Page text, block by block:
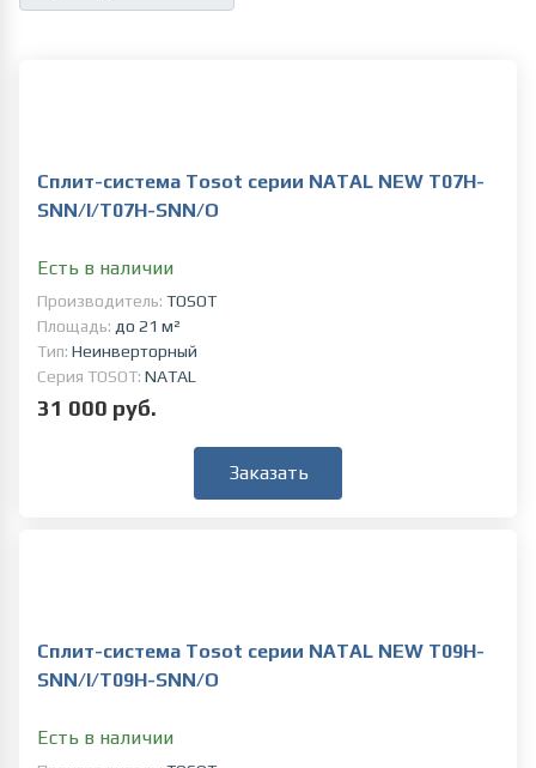
Сплит-система Tosot серии NATAL NEW T07H-
SNN/I/T07H-SNN/O
Есть в наличии
Производитель: TOSOT
Площадь: до 21 м²
Тип: Неинверторный
Серия TOSOT: NATAL
31 000 руб.
Заказать
Сплит-система Tosot серии NATAL NEW T09H-
SNN/I/T09H-SNN/O
Есть в наличии